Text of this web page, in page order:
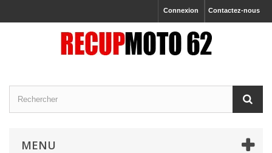
Contactez-nous
Connexion
MENU